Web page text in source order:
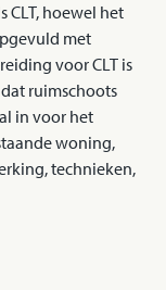
CLT, hoewel het
met
voor CLT is
ruimschoots
in voor het
woning,
technieken,